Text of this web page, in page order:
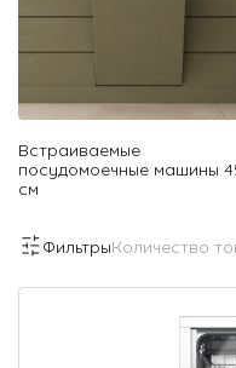
Встраиваемые
посудомоечные машины
см
ФильтрыКоличество